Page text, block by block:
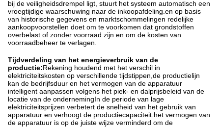
bij de veiligheidsdrempel ligt, stuurt het systeem automatisch een
vroegtijdige waarschuwing naar de inkoopafdeling.en op basis
van historische gegevens en marktschommelingen redelijke
aankoopvoorstellen doet om te voorkomen dat grondstoffen
overbelast of zonder voorraad zijn en om de kosten van
voorraadbeheer te verlagen.
Tijdverdeling van het energieverbruik van de
productie:Rekening houdend met het verschil in
elektriciteitskosten op verschillende tijdstippen,de productielijn
kan de bedrijfsduur en het vermogen van de apparatuur
intelligent aanpassen volgens het piek- en dalprijsbeleid van de
locatie van de ondernemingIn de periode van lage
elektriciteitsprijzen verbetert de snelheid van het gebruik van
apparatuur en verhoogt de productiecapaciteit.het vermogen van
de apparatuur is op de juiste wijze verminderd om de